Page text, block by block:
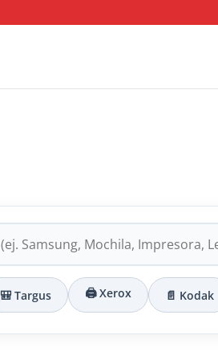
🎒 Targus 🖨️ Xerox 📄 Kodak